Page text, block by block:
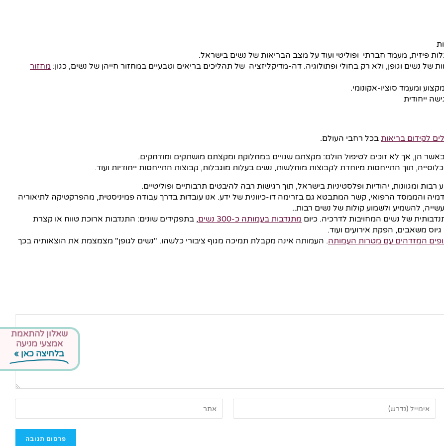
פיזית, מעמד חברתי ופוליטי ועוד על מצב הבריאות של נשים בישראל.
נשים וגופן, ולא רק בחולי ופתולוגיה. דה-מדיקליזציה של תהליכים בריאים וטבעיים במחזור חייהן של נשים, כגון: מחזור
ומעמד סוציו-אקונומי.
ייחודית
לקידום בריאות בכל רחבי העולם.
הן, אך לא זוכים לטיפול הולם: מקצתם שנויים במחלוקת ומקצתם מושתקים ומודחקים.
תוך התייחסות מיוחדת לקבוצות מוחלשות, נשים בעלות מוגבלות, קבוצות התייחסות ייחודיות ועוד.
ומגוונות, יהודיות ופלסטיניות בישראל, תוך רגישות רבה להיבטים תרבותיים ופוליטיים.
והממסד הרפואי, קשר המתבטא גם בזרימה דו-כיוונית של ידע. אנו עובדות בדרך עבודה פמיניסטית, מהפרקטיקה לתיאוריה
להשמיע ולשמוע קולות של נשים רבות..
של נשים המחויבות לדרכיה. כיום מתנדבות בעמותה כ-300 נשים
, בתפקידים שונים: התנדבות ארוכת טווח או קצרת
משאבים, הפקת אירועים ועוד.
המזדהים עם מטרות העמותה. העמותה אינה מקבלת תמיכה מגוף ציבורי כלשהו. "נשים לגופן" מצמצמת את הוצאותיה בכך
שאלון להתאמת
אמצעי מניעה
בלחיצה כאן »